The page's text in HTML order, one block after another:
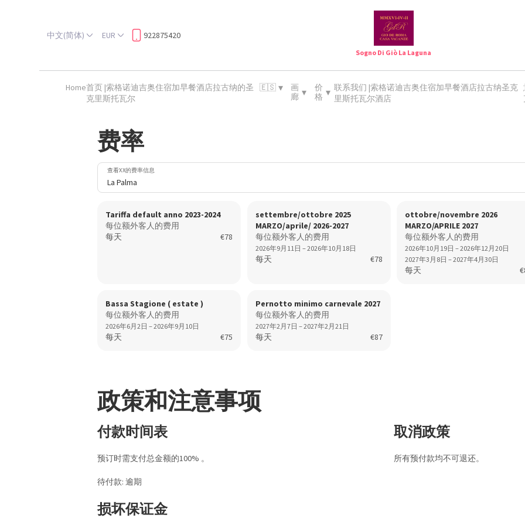
中文(简体) EUR 922875420
Sogno Di Giò La Laguna
Home首页 |索格诺迪吉奥住宿加早餐酒店拉古纳的圣
克里斯托瓦尔
🇪🇸 ▾
画
廊 ▾
价
格 ▾ 联系我们 |索格诺迪吉奥住宿加早餐酒店拉古纳圣克
里斯托瓦尔酒店
费率
查看XX的费率信息
La Palma
Tariffa default anno 2023-2024
每位额外客人的费用
每天
€78
settembre/ottobre 2025
MARZO/aprile/ 2026-2027
每位额外客人的费用
2026年9月11日 – 2026年10月18日
每天 €78
ottobre/novembre 2026
MARZO/APRILE 2027
每位额外客人的费用
2026年10月19日 – 2026年12月20日
2027年3月8日 – 2027年4月30日
每天
Bassa Stagione ( estate )
每位额外客人的费用
2026年6月2日 – 2026年9月10日
每天 €75
Pernotto minimo carnevale 2027
每位额外客人的费用
2027年2月7日 – 2027年2月21日
每天 €87
政策和注意事项
付款时间表
预订时需支付总金额的100% 。
待付款: 逾期
取消政策
所有预付款均不可退还。
损坏保证金